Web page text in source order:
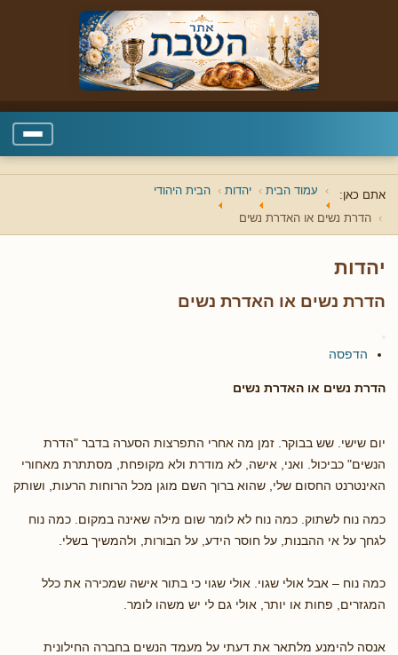
אתם כאן: עמוד הבית יהדות הבית היהודי
הדרת נשים או האדרת נשים
יהדות
הדרת נשים או האדרת נשים
הדפסה
הדרת נשים או האדרת נשים
יום שישי. שש בבוקר. זמן מה אחרי התפרצות הסערה בדבר "הדרת
הנשים" כביכול. ואני, אישה, לא מודרת ולא מקופחת, מסתתרת מאחורי
האינטרנט החסום שלי, שהוא ברוך השם מוגן מכל הרוחות הרעות, ושותק
כמה נוח לשתוק. כמה נוח לא לומר שום מילה שאינה במקום. כמה נוח
לגחך על אי ההבנות, על חוסר הידע, על הבורות, ולהמשיך בשלי.
כמה נוח – אבל אולי שגוי. אולי שגוי כי בתור אישה שמכירה את כלל
המגזרים, פחות או יותר, אולי גם לי יש משהו לומר.
אנסה להימנע מלתאר את דעתי על מעמד הנשים בחברה החילונית